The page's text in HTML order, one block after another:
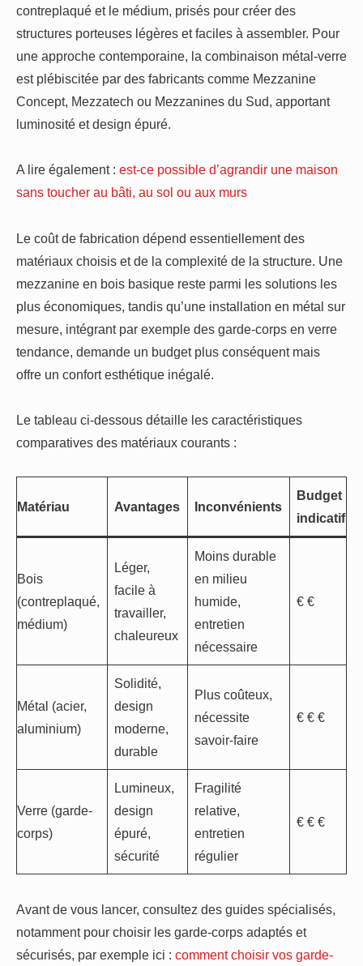
contreplaqué et le médium, prisés pour créer des
structures porteuses légères et faciles à assembler. Pour
une approche contemporaine, la combinaison métal-verre
est plébiscitée par des fabricants comme Mezzanine
Concept, Mezzatech ou Mezzanines du Sud, apportant
luminosité et design épuré.
A lire également : est-ce possible d’agrandir une maison
sans toucher au bâti, au sol ou aux murs
Le coût de fabrication dépend essentiellement des
matériaux choisis et de la complexité de la structure. Une
mezzanine en bois basique reste parmi les solutions les
plus économiques, tandis qu’une installation en métal sur
mesure, intégrant par exemple des garde-corps en verre
tendance, demande un budget plus conséquent mais
offre un confort esthétique inégalé.
Le tableau ci-dessous détaille les caractéristiques
comparatives des matériaux courants :
Matériau Avantages Inconvénients
Budget
indicatif
Bois
(contreplaqué,
médium)
Léger,
facile à
travailler,
chaleureux
Moins durable
en milieu
humide,
entretien
nécessaire
€ €
Métal (acier,
aluminium)
Solidité,
design
moderne,
durable
Plus coûteux,
nécessite
savoir-faire
€ € €
Verre (garde-
corps)
Lumineux,
design
épuré,
sécurité
Fragilité
relative,
entretien
régulier
€ € €
Avant de vous lancer, consultez des guides spécialisés,
notamment pour choisir les garde-corps adaptés et
sécurisés, par exemple ici : comment choisir vos garde-